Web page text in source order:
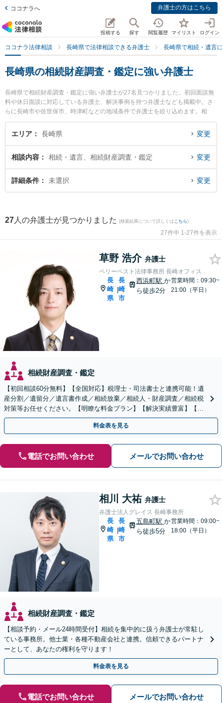
ココナラへ 弁護士の方はこちら
投稿する 探す 閲覧履歴 マイリスト ログイン
ココナラ法律相談 長崎県で法律相談できる弁護士 長崎県で相続・遺言
長崎県の相続財産調査・鑑定に強い弁護士
長崎県で相続財産調査・鑑定に強い弁護士が27名見つかりました。初回面談無
料や休日面談に対応している弁護士、解決事例を持つ弁護士なども掲載中。さ
らに長崎市や佐世保市、時津町などの地域条件で弁護士を絞り込めます。相
続・遺言に関係する家族間の相続トラブルや認知症の相続、遺産分割等の細か
な分野での絞り込み検索もでき便利です。特にベリーベスト法律事務所 長崎オ
ル情報や弁護士費用、強みなどが注目されています。『長崎県で土日や夜間に
発生した相続財産調査・鑑定のトラブルを今すぐに弁護士に相談したい』『相
続財産調査・鑑定のトラブル解決の実績豊富な近くの弁護士を検索したい』
エリア 長崎県 変更
相談内容 相続・遺言、相続財産調査・鑑定 変更
詳細条件 未選択 変更
27 人の弁護士が見つかりました (検索結果について詳しくは こちら)
27件中 1-27件を表示
草野 浩介 弁護士
ベリーベスト法律事務所 長崎オフィス
長
崎
県
|
長
崎
市
西浜町駅 か
ら徒歩2分
営業時間：09:30~
21:00（平日）
相続財産調査・鑑定
【初回相談60分無料】【全国対応】税理士・司法書士と連携可能！遺
産分割／遺留分／遺言書作成／相続放棄／相続人・財産調査／相続税
対策等お任せください。【明瞭な料金プラン】【解決実績豊富】【電
話相談可】
料金表を見る
電話でお問い合わせ メールでお問い合わせ
相川 大祐 弁護士
弁護士法人グレイス 長崎事務所
長
崎
県
|
長
崎
市
五島町駅 か
ら徒歩5分
営業時間：09:00~
18:00（平日）
相続財産調査・鑑定
【相談予約・メール24時間受付】相続を集中的に扱う弁護士が常駐し
ている事務所。他士業・各種不動産会社と連携。信頼できるパートナ
ーとして、あなたの権利を守ります！
料金表を見る
電話でお問い合わせ メールでお問い合わせ